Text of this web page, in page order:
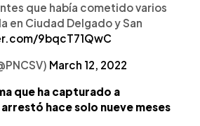
que había cometido varios
en Ciudad Delgado y San
9bqcT71QwC
March 12, 2022
que ha capturado a
hace solo nueve meses